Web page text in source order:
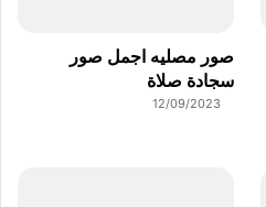
صور مصليه اجمل صور
سجادة صلاة
12/09/2023